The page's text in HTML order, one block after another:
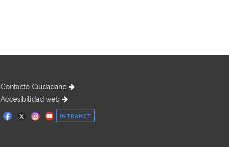
Contacto Ciudadano
Accesibilidad web
INTRANET